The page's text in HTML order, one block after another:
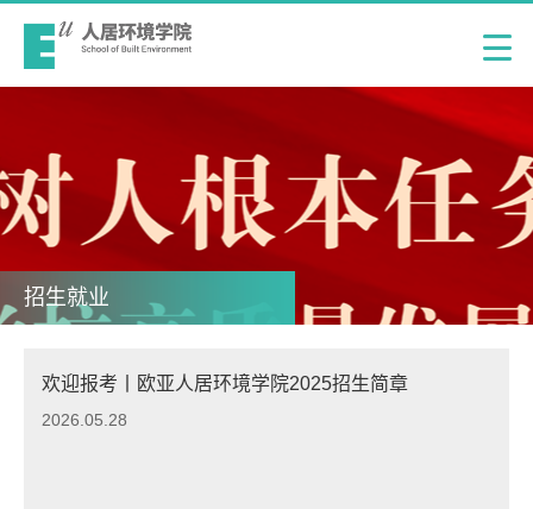
招生就业
欢迎报考丨欧亚人居环境学院2025招生简章
2026.05.28